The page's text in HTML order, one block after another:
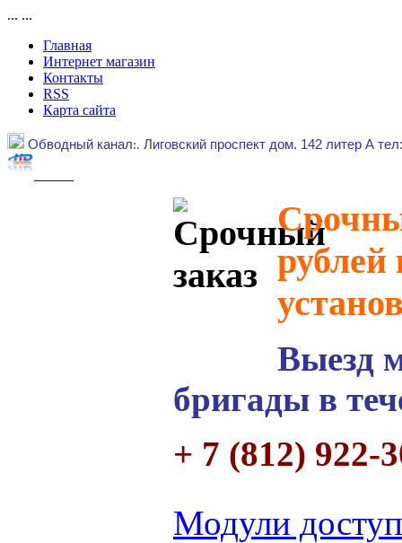
... ...
Главная
Интернет магазин
Контакты
RSS
Карта сайта
Обводный канал:. Лиговский проспект дом. 142 литер А
рублей
Выезд
бригады в
+ 7 (812) 922-
Модули